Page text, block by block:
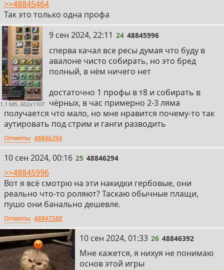
>>48845464
Так это только одна профа
1,1 Мб, 602x1107
24
9 сен 2024, 22:11 24 48845996
сперва качал все ресы думая что буду в
авалоне чисто собирать, но это бред
полный, в нём ничего нет
достаточно 1 профы в т8 и собирать в
чёрных, в час примерно 2-3 ляма
получается что мало, но мне нравится почему-то так
аутировать под стрим и ганги разводить
Ответы 48846294
25
10 сен 2024, 00:16 25 48846294
>>48845996
Вот я всё смотрю на эти накидки гербовые, они
реально что-то роляют? Таскаю обычные плащи,
пушо они банально дешевле.
Ответы 48847588
26
10 сен 2024, 01:33 26 48846392
Мне кажется, я нихуя не понимаю
основ этой игры